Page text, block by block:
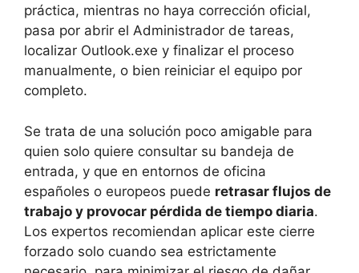
práctica, mientras no haya corrección oficial,
pasa por abrir el Administrador de tareas,
localizar Outlook.exe y finalizar el proceso
manualmente, o bien reiniciar el equipo por
completo.
Se trata de una solución poco amigable para
quien solo quiere consultar su bandeja de
entrada, y que en entornos de oficina
españoles o europeos puede retrasar flujos de
trabajo y provocar pérdida de tiempo diaria.
Los expertos recomiendan aplicar este cierre
forzado solo cuando sea estrictamente